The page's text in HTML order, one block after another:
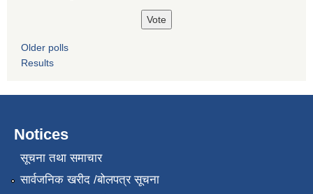
Older polls
Results
Notices
सूचना तथा समाचार
सार्वजनिक खरीद /बोलपत्र सूचना